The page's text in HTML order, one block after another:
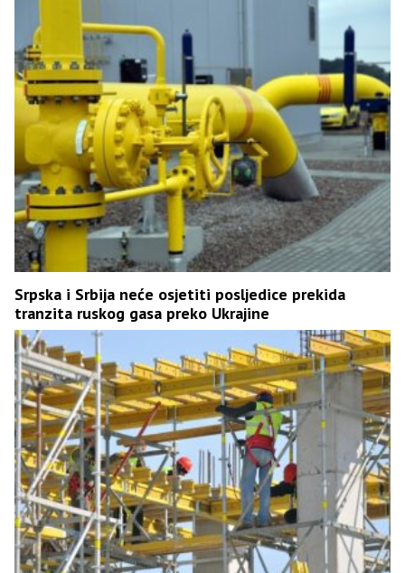
Srpska i Srbija neće osjetiti posljedice prekida
tranzita ruskog gasa preko Ukrajine